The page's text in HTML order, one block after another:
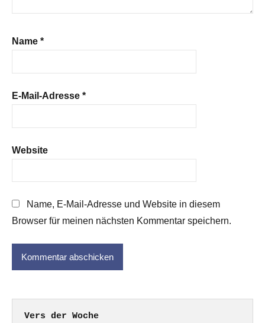
Name *
E-Mail-Adresse *
Website
Name, E-Mail-Adresse und Website in diesem
Browser für meinen nächsten Kommentar speichern.
Vers der Woche